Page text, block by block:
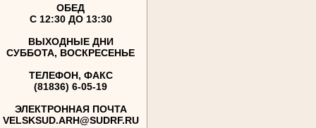
ОБЕД
С 12:30 ДО 13:30
ВЫХОДНЫЕ ДНИ
СУББОТА, ВОСКРЕСЕНЬЕ
ТЕЛЕФОН, ФАКС
(81836) 6-05-19
ЭЛЕКТРОННАЯ ПОЧТА
VELSKSUD.ARH@SUDRF.RU